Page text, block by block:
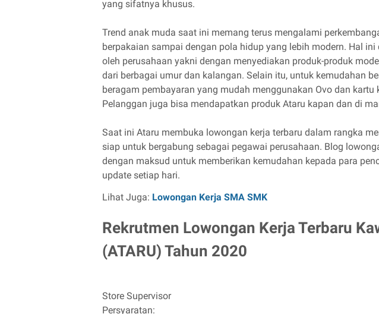
yang sifatnya khusus.
Trend anak muda saat ini memang terus mengalami
berpakaian sampai dengan pola hidup yang lebih modern. Hal
oleh perusahaan yakni dengan menyediakan produk-produk
dari berbagai umur dan kalangan. Selain itu, untuk kemudahan
beragam pembayaran yang mudah menggunakan Ovo dan kartu
Pelanggan juga bisa mendapatkan produk Ataru kapan dan di
Saat ini Ataru membuka lowongan kerja terbaru dalam rangka
siap untuk bergabung sebagai pegawai perusahaan. Blog
dengan maksud untuk memberikan kemudahan kepada para
update setiap hari.
Lihat Juga: Lowongan Kerja SMA SMK
Rekrutmen Lowongan Kerja Terbaru
(ATARU) Tahun 2020
Store Supervisor
Persyaratan: